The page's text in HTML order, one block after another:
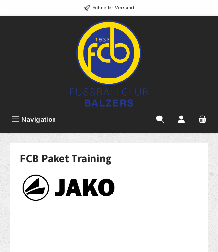
Schneller Versand
Navigation
FCB Paket Training